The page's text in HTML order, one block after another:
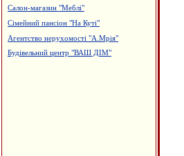
Салон-магазин "Меблі"
Сімейний пансіон "На Куті"
Агентство нерухомості "А.Мрія"
Будівельний центр "ВАШ ДІМ"